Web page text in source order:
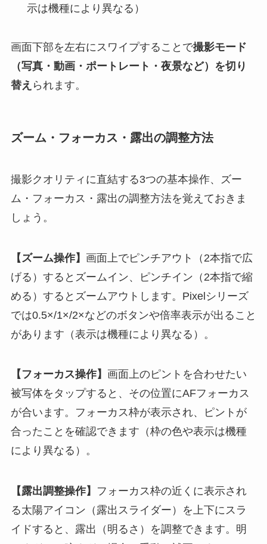
示は機種により異なる）
画面下部を左右にスワイプすることで撮影モード
（写真・動画・ポートレート・夜景など）を切り
替え られます。
ズーム・フォーカス・露出の調整方法
撮影クオリティに直結する3つの基本操作、ズー
ム・フォーカス・露出の調整方法を覚えておきま
しょう。
【ズーム操作】 画面上でピンチアウト（2本指で広
げる）するとズームイン、ピンチイン（2本指で縮
める）するとズームアウトします。Pixelシリーズ
では0.5×/1×/2×などのボタンや倍率表示が出ること
があります（表示は機種により異なる）。
【フォーカス操作】 画面上のピントを合わせたい
被写体をタップすると、その位置にAFフォーカス
が合います。フォーカス枠が表示され、ピントが
合ったことを確認できます（枠の色や表示は機種
により異なる）。
【露出調整操作】
フォーカス枠の近くに表示され
る太陽アイコン（露出スライダー）を上下にスラ
イドすると、露出（明るさ）を調整できます。明